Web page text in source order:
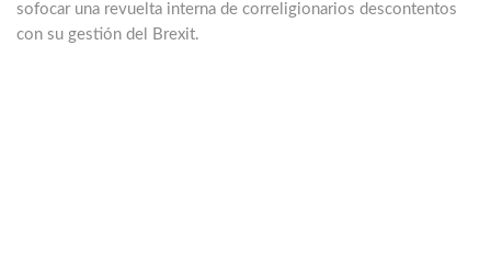
sofocar una revuelta interna de correligionarios descontentos
con su gestión del Brexit.